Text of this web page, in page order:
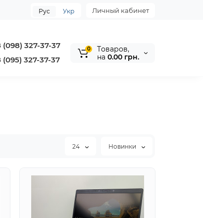
Личный кабинет
Рус Укр
(098) 327-37-37
(095) 327-37-37
0
Tоваров,
на 0.00 грн.
24 Новинки